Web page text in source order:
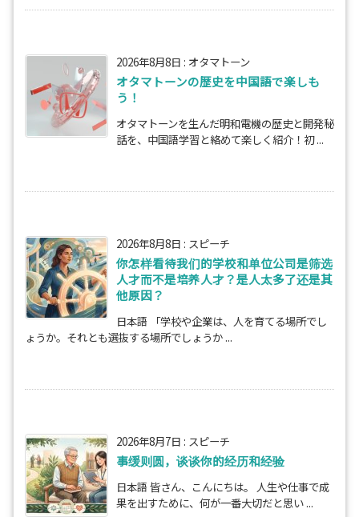
2026年8月8日 : オタマトーン
オタマトーンの歴史を中国語で楽しも
う！
オタマトーンを生んだ明和電機の歴史と開発秘
話を、中国語学習と絡めて楽しく紹介！初 ...
2026年8月8日 : スピーチ
你怎样看待我们的学校和单位公司是筛选
人才而不是培养人才？是人太多了还是其
他原因？
日本語 「学校や企業は、人を育てる場所でし
ょうか。それとも選抜する場所でしょうか ...
2026年8月7日 : スピーチ
事缓则圆，谈谈你的经历和经验
日本語 皆さん、こんにちは。 人生や仕事で成
果を出すために、何が一番大切だと思い ...